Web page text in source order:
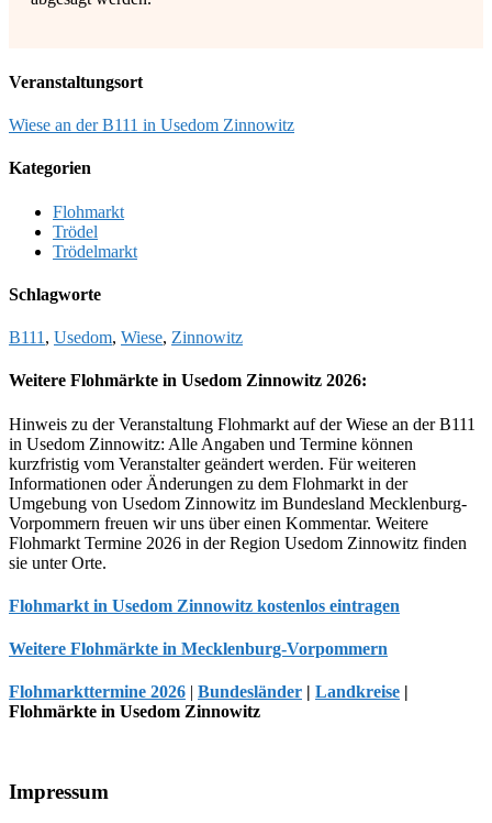
Veranstaltungsort
Wiese an der B111 in Usedom Zinnowitz
Kategorien
Flohmarkt
Trödel
Trödelmarkt
Schlagworte
B111 , Usedom, Wiese, Zinnowitz
Weitere Flohmärkte in Usedom Zinnowitz 2026:
Hinweis zu der Veranstaltung Flohmarkt auf der Wiese an der B111
in Usedom Zinnowitz: Alle Angaben und Termine können
kurzfristig vom Veranstalter geändert werden. Für weiteren
Informationen oder Änderungen zu dem Flohmarkt in der
Umgebung von Usedom Zinnowitz im Bundesland Mecklenburg-
Vorpommern freuen wir uns über einen Kommentar. Weitere
Flohmarkt Termine 2026 in der Region Usedom Zinnowitz finden
sie unter Orte.
Flohmarkt in Usedom Zinnowitz kostenlos eintragen
Weitere Flohmärkte in Mecklenburg-Vorpommern
Flohmarkttermine 2026 | Bundesländer | Landkreise |
Flohmärkte in Usedom Zinnowitz
Footer
Impressum